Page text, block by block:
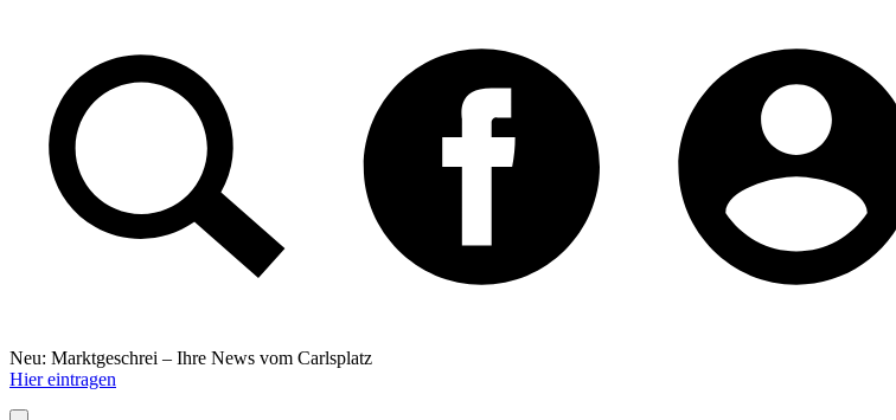
Neu: Marktgeschrei – Ihre News vom Carlsplatz
Hier eintragen